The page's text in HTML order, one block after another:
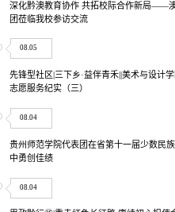
深化黔澳教育协作 共拓校际合作新局——
团莅临我校参访交流
08.05
先锋型社区|三下乡·益伴青禾||美术与设计
志愿服务纪实（三）
08.04
贵州师范学院代表团在省第十一届少数民
中勇创佳绩
08.04